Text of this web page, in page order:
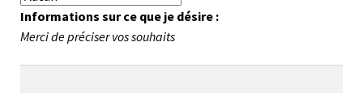
Informations sur ce que je désire :
Merci de préciser vos souhaits